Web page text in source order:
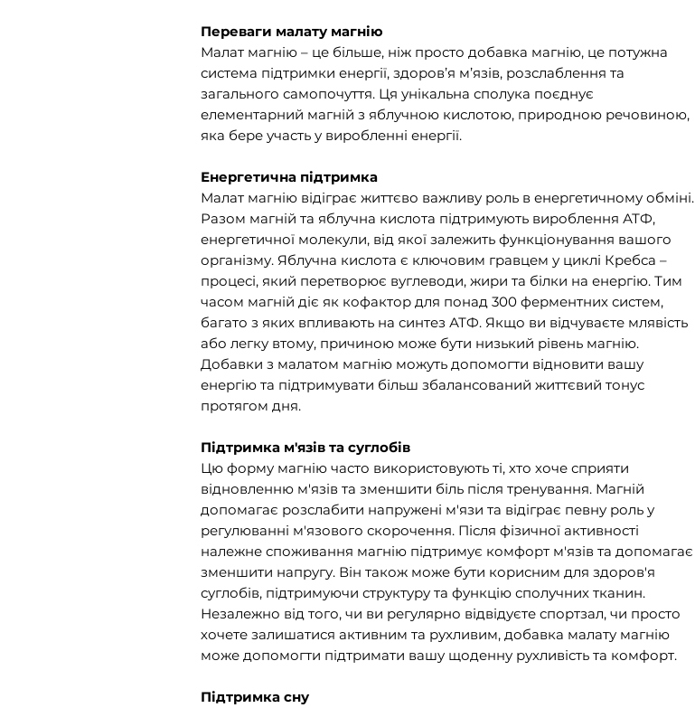
Переваги малату магнію
Малат магнію – це більше, ніж просто добавка магнію, це потужна
система підтримки енергії, здоров’я м’язів, розслаблення та
загального самопочуття. Ця унікальна сполука поєднує
елементарний магній з яблучною кислотою, природною речовиною,
яка бере участь у виробленні енергії.
Енергетична підтримка
Малат магнію відіграє життєво важливу роль в енергетичному обміні.
Разом магній та яблучна кислота підтримують вироблення АТФ,
енергетичної молекули, від якої залежить функціонування вашого
організму. Яблучна кислота є ключовим гравцем у циклі Кребса –
процесі, який перетворює вуглеводи, жири та білки на енергію. Тим
часом магній діє як кофактор для понад 300 ферментних систем,
багато з яких впливають на синтез АТФ. Якщо ви відчуваєте млявість
або легку втому, причиною може бути низький рівень магнію.
Добавки з малатом магнію можуть допомогти відновити вашу
енергію та підтримувати більш збалансований життєвий тонус
протягом дня.
Підтримка м'язів та суглобів
Цю форму магнію часто використовують ті, хто хоче сприяти
відновленню м'язів та зменшити біль після тренування. Магній
допомагає розслабити напружені м'язи та відіграє певну роль у
регулюванні м'язового скорочення. Після фізичної активності
належне споживання магнію підтримує комфорт м'язів та допомагає
зменшити напругу. Він також може бути корисним для здоров'я
суглобів, підтримуючи структуру та функцію сполучних тканин.
Незалежно від того, чи ви регулярно відвідуєте спортзал, чи просто
хочете залишатися активним та рухливим, добавка малату магнію
може допомогти підтримати вашу щоденну рухливість та комфорт.
Підтримка сну